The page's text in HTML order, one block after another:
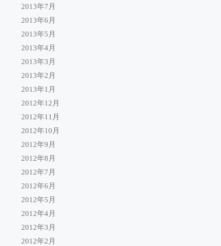
2013年7月
2013年6月
2013年5月
2013年4月
2013年3月
2013年2月
2013年1月
2012年12月
2012年11月
2012年10月
2012年9月
2012年8月
2012年7月
2012年6月
2012年5月
2012年4月
2012年3月
2012年2月